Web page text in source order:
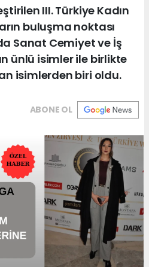
III. Türkiye Kadın
buluşma noktası
Sanat Cemiyet ve İş
ünlü isimler ile birlikte
isimlerden biri oldu.
ABONE OL